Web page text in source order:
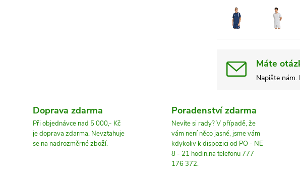
Máte
Napište nám.
Doprava zdarma
Při objednávce nad 5 000,- Kč
je doprava zdarma. Nevztahuje
se na nadrozměrné zboží.
Poradenství zdarma
Nevíte si rady? V případě, že
vám není něco jasné, jsme vám
kdykoliv k dispozici od PO - NE
8 - 21 hodin.na telefonu 777
176 372.